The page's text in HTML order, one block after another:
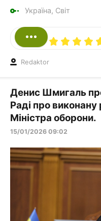
Україна, Світ
Redaktor
Денис Шмигаль
Раді про виконану
Міністра оборони.
15/01/2026 09:02